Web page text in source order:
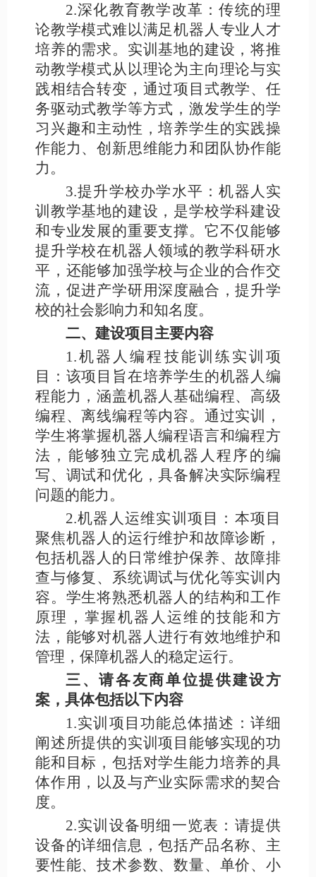
2.深化教育教学改革：传统的理
论教学模式难以满足机器人专业人才
培养的需求。实训基地的建设，将推
动教学模式从以理论为主向理论与实
践相结合转变，通过项目式教学、任
务驱动式教学等方式，激发学生的学
习兴趣和主动性，培养学生的实践操
作能力、创新思维能力和团队协作能
力。
3.提升学校办学水平：机器人实
训教学基地的建设，是学校学科建设
和专业发展的重要支撑。它不仅能够
提升学校在机器人领域的教学科研水
平，还能够加强学校与企业的合作交
流，促进产学研用深度融合，提升学
校的社会影响力和知名度。
二、建设项目主要内容
1.机器人编程技能训练实训项
目：该项目旨在培养学生的机器人编
程能力，涵盖机器人基础编程、高级
编程、离线编程等内容。通过实训，
学生将掌握机器人编程语言和编程方
法，能够独立完成机器人程序的编
写、调试和优化，具备解决实际编程
问题的能力。
2.机器人运维实训项目：本项目
聚焦机器人的运行维护和故障诊断，
包括机器人的日常维护保养、故障排
查与修复、系统调试与优化等实训内
容。学生将熟悉机器人的结构和工作
原理，掌握机器人运维的技能和方
法，能够对机器人进行有效地维护和
管理，保障机器人的稳定运行。
三、请各友商单位提供建设方
案，具体包括以下内容
1.实训项目功能总体描述：详细
阐述所提供的实训项目能够实现的功
能和目标，包括对学生能力培养的具
体作用，以及与产业实际需求的契合
度。
2.实训设备明细一览表：请提供
设备的详细信息，包括产品名称、主
要性能、技术参数、数量、单价、小